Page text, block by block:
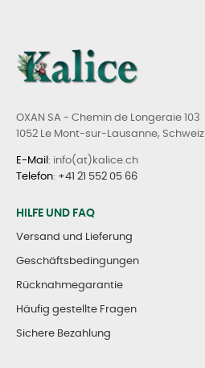
OXAN SA - Chemin de Longeraie 103
1052 Le Mont-sur-Lausanne, Schweiz
E-Mail : info(at)kalice.ch
Telefon: +41 21 552 05 66
HILFE UND FAQ
Versand und Lieferung
Geschäftsbedingungen
Rücknahmegarantie
Häufig gestellte Fragen
Sichere Bezahlung